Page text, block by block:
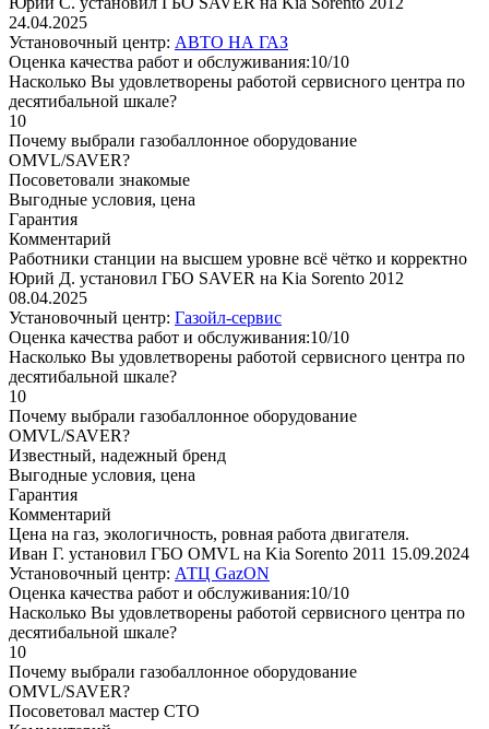
24.04.2025
Установочный центр: АВТО НА ГАЗ
Оценка качества работ и обслуживания:10/10
Насколько Вы удовлетворены работой сервисного центра по
десятибальной шкале?
10
Почему выбрали газобаллонное оборудование
OMVL/SAVER?
Посоветовали знакомые
Выгодные условия, цена
Гарантия
Комментарий
Работники станции на высшем уровне всё чётко и корректно
Юрий Д. установил ГБО SAVER на Kia Sorento 2012
08.04.2025
Установочный центр: Газойл-сервис
Оценка качества работ и обслуживания:10/10
Насколько Вы удовлетворены работой сервисного центра по
десятибальной шкале?
10
Почему выбрали газобаллонное оборудование
OMVL/SAVER?
Известный, надежный бренд
Выгодные условия, цена
Гарантия
Комментарий
Цена на газ, экологичность, ровная работа двигателя.
Иван Г. установил ГБО OMVL на Kia Sorento 2011 15.09.2024
Установочный центр: АТЦ GazON
Оценка качества работ и обслуживания:10/10
Насколько Вы удовлетворены работой сервисного центра по
десятибальной шкале?
10
Почему выбрали газобаллонное оборудование
OMVL/SAVER?
Посоветовал мастер СТО